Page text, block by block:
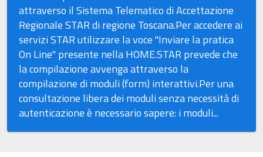
attraverso il Sistema Telematico di Accettazione
Regionale STAR di regione Toscana.Per accedere ai
servizi STAR utilizzare la voce "Inviare la pratica
On Line" presente nella HOME.STAR prevede che
la compilazione avvenga attraverso la
compilazione di moduli (form) interattivi.Per una
consultazione libera dei moduli senza necessità di
autenticazione è necessario sapere: i moduli...